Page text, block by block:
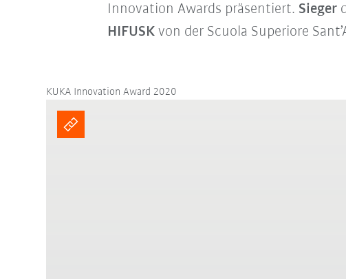
Innovation Awards präsentiert. Sieger
HIFUSKvon der Scuola Superiore
KUKA Innovation Award 2020